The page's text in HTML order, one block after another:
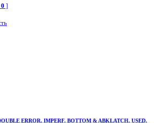
0 ]
ERROR. IMPERF. BOTTOM & ABKLATCH. USED.